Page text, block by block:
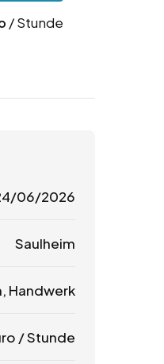
/ Stunde
06/2026
Saulheim
Handwerk
/ Stunde